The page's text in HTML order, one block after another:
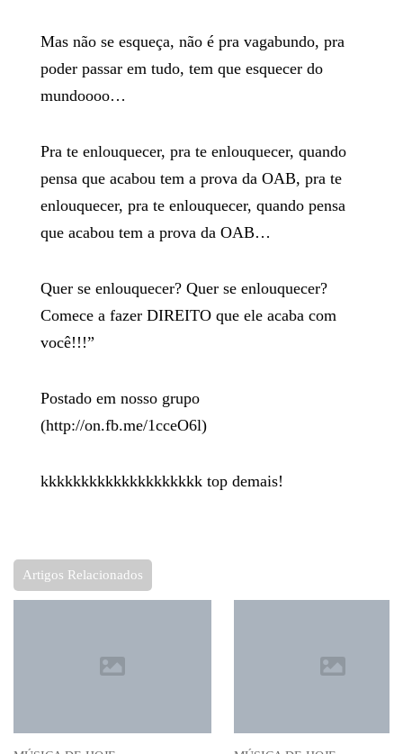
Mas não se esqueça, não é pra vagabundo, pra
poder passar em tudo, tem que esquecer do
mundoooo…
Pra te enlouquecer, pra te enlouquecer, quando
pensa que acabou tem a prova da OAB, pra te
enlouquecer, pra te enlouquecer, quando pensa
que acabou tem a prova da OAB…
Quer se enlouquecer? Quer se enlouquecer?
Comece a fazer DIREITO que ele acaba com
você!!!”
Postado em nosso grupo
(http://on.fb.me/1cceO6l)
kkkkkkkkkkkkkkkkkkkk top demais!
Artigos Relacionados